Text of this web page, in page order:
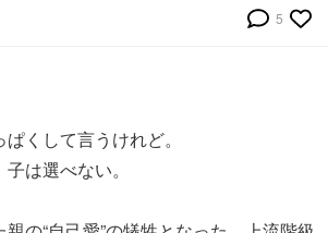
5
くして言うけれど。
は選べない。